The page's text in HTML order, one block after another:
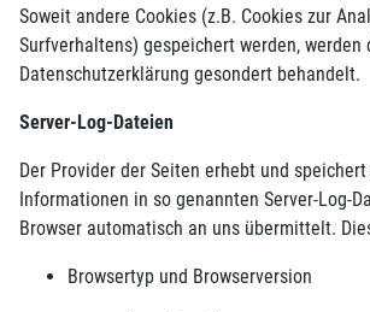
Soweit andere Cookies (z.B. Cookies zur
Surfverhaltens) gespeichert werden, werden
Datenschutzerklärung gesondert behandelt.
Server-Log-Dateien
Der Provider der Seiten erhebt und
Informationen in so genannten Server-Log-
Browser automatisch an uns übermittelt.
Browsertyp und Browserversion